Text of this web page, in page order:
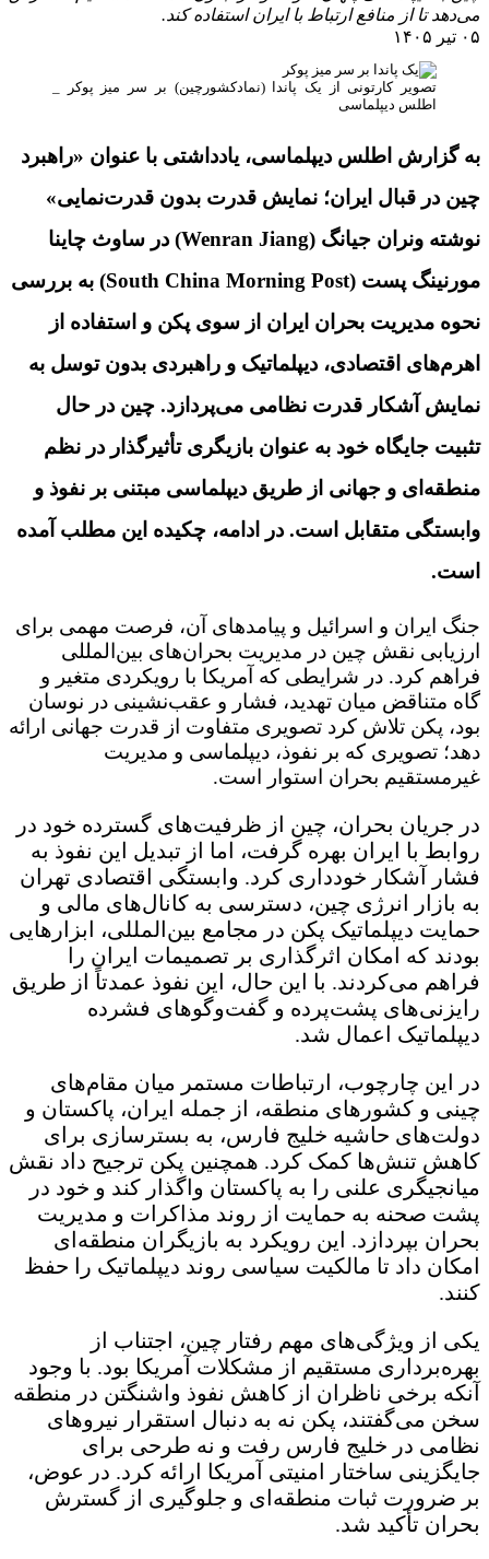
می‌دهد تا از منافع ارتباط با ایران استفاده کند.
۰۵ تیر ۱۴۰۵
تصویر کارتونی از یک پاندا (نمادکشورچین) بر سر میز پوکر _
اطلس دیپلماسی
به گزارش اطلس دیپلماسی، یادداشتی با عنوان «راهبرد
چین در قبال ایران؛ نمایش قدرت بدون قدرت‌نمایی»
نوشته ونران جیانگ (Wenran Jiang) در ساوث چاینا
مورنینگ پست (South China Morning Post) به بررسی
نحوه مدیریت بحران ایران از سوی پکن و استفاده از
اهرم‌های اقتصادی، دیپلماتیک و راهبردی بدون توسل به
نمایش آشکار قدرت نظامی می‌پردازد. چین در حال
تثبیت جایگاه خود به عنوان بازیگری تأثیرگذار در نظم
منطقه‌ای و جهانی از طریق دیپلماسی مبتنی بر نفوذ و
وابستگی متقابل است. در ادامه، چکیده این مطلب آمده
است.
جنگ ایران و اسرائیل و پیامدهای آن، فرصت مهمی برای
ارزیابی نقش چین در مدیریت بحران‌های بین‌المللی
فراهم کرد. در شرایطی که آمریکا با رویکردی متغیر و
گاه متناقض میان تهدید، فشار و عقب‌نشینی در نوسان
بود، پکن تلاش کرد تصویری متفاوت از قدرت جهانی ارائه
دهد؛ تصویری که بر نفوذ، دیپلماسی و مدیریت
غیرمستقیم بحران استوار است.
در جریان بحران، چین از ظرفیت‌های گسترده خود در
روابط با ایران بهره گرفت، اما از تبدیل این نفوذ به
فشار آشکار خودداری کرد. وابستگی اقتصادی تهران
به بازار انرژی چین، دسترسی به کانال‌های مالی و
حمایت دیپلماتیک پکن در مجامع بین‌المللی، ابزارهایی
بودند که امکان اثرگذاری بر تصمیمات ایران را
فراهم می‌کردند. با این حال، این نفوذ عمدتاً از طریق
رایزنی‌های پشت‌پرده و گفت‌وگوهای فشرده
دیپلماتیک اعمال شد.
در این چارچوب، ارتباطات مستمر میان مقام‌های
چینی و کشورهای منطقه، از جمله ایران، پاکستان و
دولت‌های حاشیه خلیج فارس، به بسترسازی برای
کاهش تنش‌ها کمک کرد. همچنین پکن ترجیح داد نقش
میانجیگری علنی را به پاکستان واگذار کند و خود در
پشت صحنه به حمایت از روند مذاکرات و مدیریت
بحران بپردازد. این رویکرد به بازیگران منطقه‌ای
امکان داد تا مالکیت سیاسی روند دیپلماتیک را حفظ
کنند.
یکی از ویژگی‌های مهم رفتار چین، اجتناب از
بهره‌برداری مستقیم از مشکلات آمریکا بود. با وجود
آنکه برخی ناظران از کاهش نفوذ واشنگتن در منطقه
سخن می‌گفتند، پکن نه به دنبال استقرار نیروهای
نظامی در خلیج فارس رفت و نه طرحی برای
جایگزینی ساختار امنیتی آمریکا ارائه کرد. در عوض،
بر ضرورت ثبات منطقه‌ای و جلوگیری از گسترش
بحران تأکید شد.